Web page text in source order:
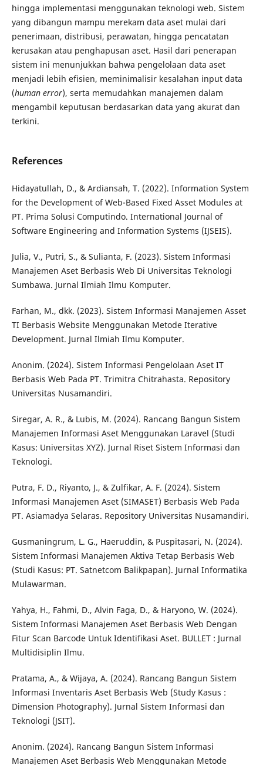
hingga implementasi menggunakan teknologi web. Sistem
yang dibangun mampu merekam data aset mulai dari
penerimaan, distribusi, perawatan, hingga pencatatan
kerusakan atau penghapusan aset. Hasil dari penerapan
sistem ini menunjukkan bahwa pengelolaan data aset
menjadi lebih efisien, meminimalisir kesalahan input data
(human error), serta memudahkan manajemen dalam
mengambil keputusan berdasarkan data yang akurat dan
terkini.
References
Hidayatullah, D., & Ardiansah, T. (2022). Information System
for the Development of Web-Based Fixed Asset Modules at
PT. Prima Solusi Computindo. International Journal of
Software Engineering and Information Systems (IJSEIS).
Julia, V., Putri, S., & Sulianta, F. (2023). Sistem Informasi
Manajemen Aset Berbasis Web Di Universitas Teknologi
Sumbawa. Jurnal Ilmiah Ilmu Komputer.
Farhan, M., dkk. (2023). Sistem Informasi Manajemen Asset
TI Berbasis Website Menggunakan Metode Iterative
Development. Jurnal Ilmiah Ilmu Komputer.
Anonim. (2024). Sistem Informasi Pengelolaan Aset IT
Berbasis Web Pada PT. Trimitra Chitrahasta. Repository
Universitas Nusamandiri.
Siregar, A. R., & Lubis, M. (2024). Rancang Bangun Sistem
Manajemen Informasi Aset Menggunakan Laravel (Studi
Kasus: Universitas XYZ). Jurnal Riset Sistem Informasi dan
Teknologi.
Putra, F. D., Riyanto, J., & Zulfikar, A. F. (2024). Sistem
Informasi Manajemen Aset (SIMASET) Berbasis Web Pada
PT. Asiamadya Selaras. Repository Universitas Nusamandiri.
Gusmaningrum, L. G., Haeruddin, & Puspitasari, N. (2024).
Sistem Informasi Manajemen Aktiva Tetap Berbasis Web
(Studi Kasus: PT. Satnetcom Balikpapan). Jurnal Informatika
Mulawarman.
Yahya, H., Fahmi, D., Alvin Faga, D., & Haryono, W. (2024).
Sistem Informasi Manajemen Aset Berbasis Web Dengan
Fitur Scan Barcode Untuk Identifikasi Aset. BULLET : Jurnal
Multidisiplin Ilmu.
Pratama, A., & Wijaya, A. (2024). Rancang Bangun Sistem
Informasi Inventaris Aset Berbasis Web (Study Kasus :
Dimension Photography). Jurnal Sistem Informasi dan
Teknologi (JSIT).
Anonim. (2024). Rancang Bangun Sistem Informasi
Manajemen Aset Berbasis Web Menggunakan Metode